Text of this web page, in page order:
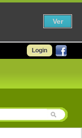
Login
Ver